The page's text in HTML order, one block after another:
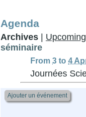
Agenda
Archives
Upcoming
séminaire
From 3 to 4
Journées
Ajouter un événement